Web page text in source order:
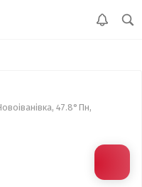
47.8°Пн,